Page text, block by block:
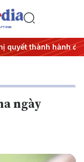
TTXVN
thành hành động
ngày